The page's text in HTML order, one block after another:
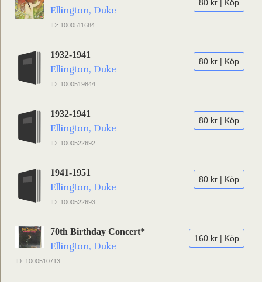
80 kr | Köp
Ellington, Duke
ID: 1000511684
80 kr | Köp
1932-1941
Ellington, Duke
ID: 1000519844
80 kr | Köp
1932-1941
Ellington, Duke
ID: 1000522692
80 kr | Köp
1941-1951
Ellington, Duke
ID: 1000522693
160 kr | Köp
70th Birthday Concert*
Ellington, Duke
ID: 1000510713